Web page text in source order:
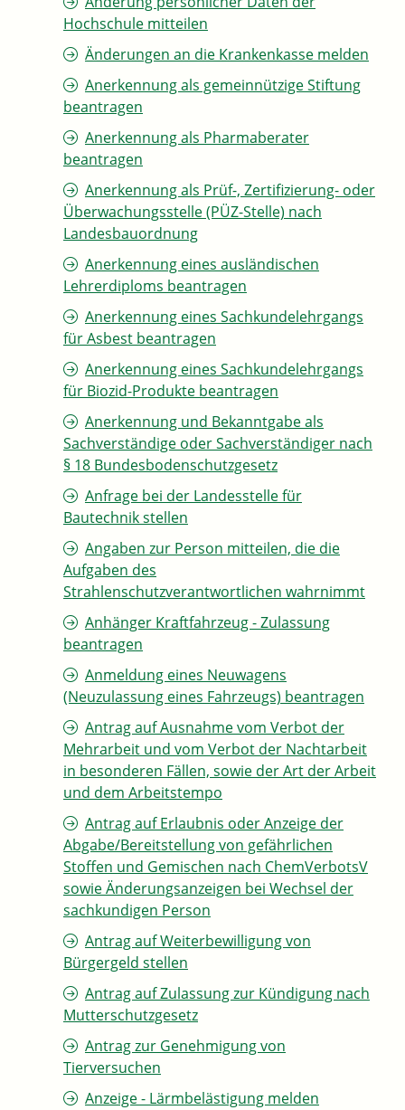
Hochschule mitteilen
Änderungen an die Krankenkasse melden
Anerkennung als gemeinnützige Stiftung
beantragen
Anerkennung als Pharmaberater
beantragen
Anerkennung als Prüf-, Zertifizierung- oder
Überwachungsstelle (PÜZ-Stelle) nach
Landesbauordnung
Anerkennung eines ausländischen
Lehrerdiploms beantragen
Anerkennung eines Sachkundelehrgangs
für Asbest beantragen
Anerkennung eines Sachkundelehrgangs
für Biozid-Produkte beantragen
Anerkennung und Bekanntgabe als
Sachverständige oder Sachverständiger nach
§ 18 Bundesbodenschutzgesetz
Anfrage bei der Landesstelle für
Bautechnik stellen
Angaben zur Person mitteilen, die die
Aufgaben des
Strahlenschutzverantwortlichen wahrnimmt
Anhänger Kraftfahrzeug - Zulassung
beantragen
Anmeldung eines Neuwagens
(Neuzulassung eines Fahrzeugs) beantragen
Antrag auf Ausnahme vom Verbot der
Mehrarbeit und vom Verbot der Nachtarbeit
in besonderen Fällen, sowie der Art der Arbeit
und dem Arbeitstempo
Antrag auf Erlaubnis oder Anzeige der
Abgabe/Bereitstellung von gefährlichen
Stoffen und Gemischen nach ChemVerbotsV
sowie Änderungsanzeigen bei Wechsel der
sachkundigen Person
Antrag auf Weiterbewilligung von
Bürgergeld stellen
Antrag auf Zulassung zur Kündigung nach
Mutterschutzgesetz
Antrag zur Genehmigung von
Tierversuchen
Anzeige - Lärmbelästigung melden